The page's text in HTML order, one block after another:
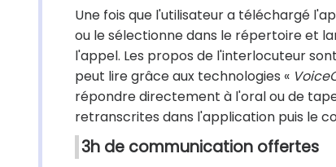
Une fois que l'utilisateur a téléchargé
ou le sélectionne dans le répertoire et
l'appel. Les propos de l'interlocuteur
peut lire grâce aux technologies «
répondre directement à l'oral ou de
retranscrites dans l'application puis le
3h de communication offertes